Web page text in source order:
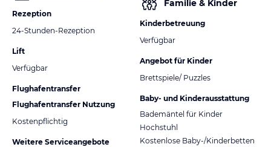
Rezeption
24-Stunden-Rezeption
Lift
Verfügbar
Flughafentransfer
Flughafentransfer Nutzung
Kostenpflichtig
Weitere Serviceangebote
Familie & Kinder
Kinderbetreuung
Verfügbar
Angebot für Kinder
Brettspiele/ Puzzles
Baby- und Kinderausstattung
Bademäntel für Kinder
Hochstuhl
Kostenlose Baby-/Kinderbetten